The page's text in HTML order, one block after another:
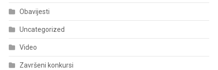
Obavijesti
Uncategorized
Video
Završeni konkursi